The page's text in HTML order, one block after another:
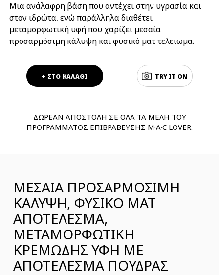
Μια ανάλαφρη βάση που αντέχει στην υγρασία και
στον ιδρώτα, ενώ παράλληλα διαθέτει
μεταμορφωτική υφή που χαρίζει μεσαία
προσαρμόσιμη κάλυψη και φυσικό ματ τελείωμα.
TRY IT ON
+ ΣΤΟ ΚΑΛΑΘΙ
ΔΩΡΕΑΝ ΑΠΟΣΤΟΛΗ ΣΕ ΟΛΑ ΤΑ ΜΕΛΗ ΤΟΥ
ΠΡΟΓΡΑΜΜΑΤΟΣ ΕΠΙΒΡΑΒΕΥΣΗΣ M·A·C LOVER.
ΜΕΣΑΙΑ ΠΡΟΣΑΡΜΟΣΙΜΗ
ΚΑΛΥΨΗ, ΦΥΣΙΚΟ ΜΑΤ
ΑΠΟΤΕΛΕΣΜΑ,
ΜΕΤΑΜΟΡΦΩΤΙΚΗ
ΚΡΕΜΩΔΗΣ ΥΦΗ ΜΕ
ΑΠΟΤΕΛΕΣΜΑ ΠΟΥΔΡΑΣ